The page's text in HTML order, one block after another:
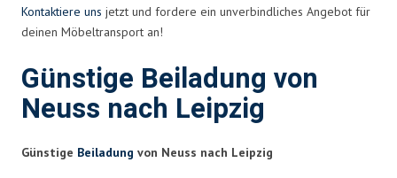
Kontaktiere uns jetzt und fordere ein unverbindliches Angebot für
deinen Möbeltransport an!
Günstige Beiladung von
Neuss nach Leipzig
Günstige Beiladung von Neuss nach Leipzig